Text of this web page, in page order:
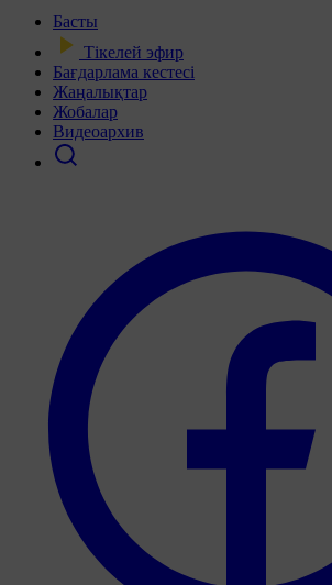
Басты
Тікелей эфир
Бағдарлама кестесі
Жаңалықтар
Жобалар
Видеоархив